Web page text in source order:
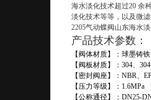
海水淡化技术超过20 余
淡化技术等等，以及微
2205气动蝶阀山东海水
产品技术参数 ：
【阀体材质】：球墨铸
【阀板材质】： 304、 304
【密封阀座】： NBR、
【压力等级】： 1.6MPa
【公称通径】： DN25-